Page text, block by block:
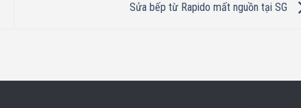
Sửa bếp từ Rapido mất nguồn tại SG